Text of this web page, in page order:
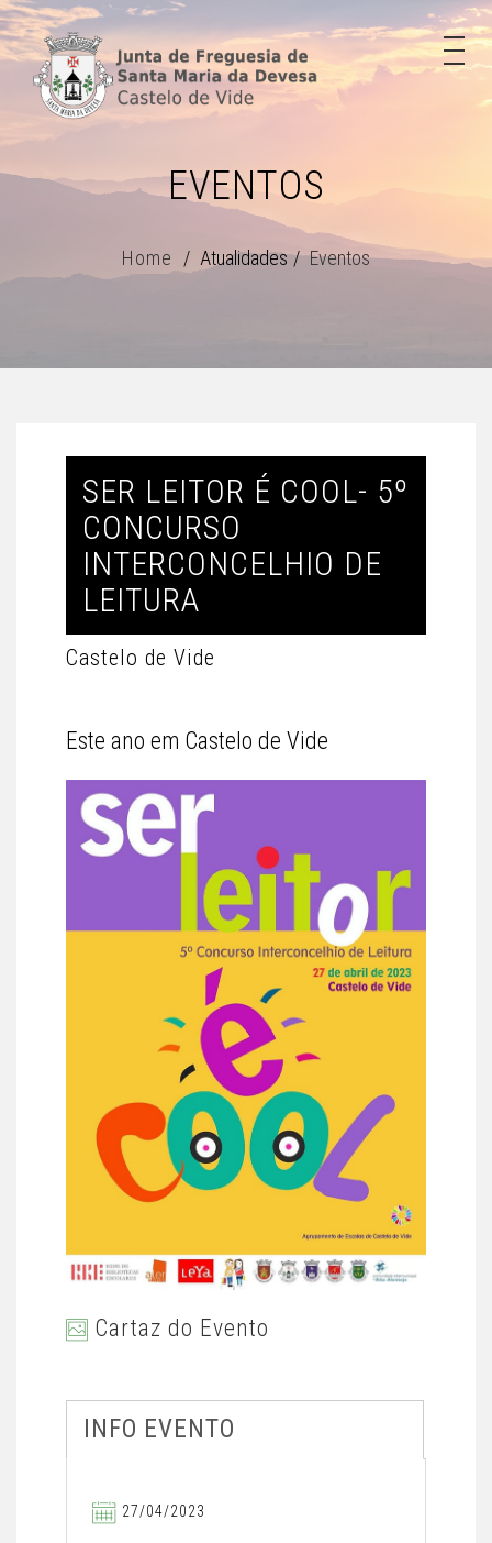
EVENTOS
Home Atualidades Eventos
SER LEITOR É COOL- 5º
CONCURSO
INTERCONCELHIO DE
LEITURA
Castelo de Vide
Este ano em Castelo de Vide
Cartaz do Evento
INFO EVENTO
27/04/2023